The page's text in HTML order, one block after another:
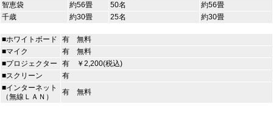
智恵袋
約56畳 50名
約56畳
千歳
約30畳 25名 約30畳
■ホワイトボード
有 無料
■マイク
有 無料
■プロジェクター
有 ￥2,200(税込)
■スクリーン
有
■インターネット
（無線ＬＡＮ）
有 無料